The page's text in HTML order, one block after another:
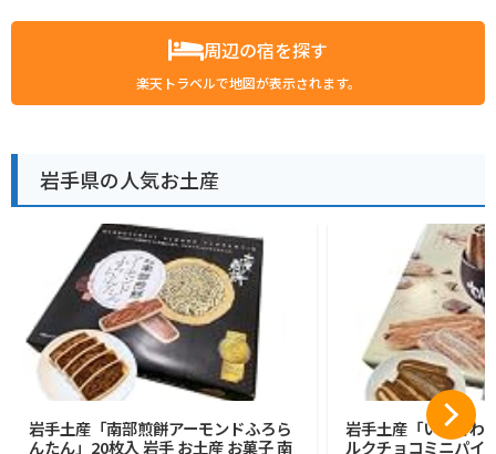
周辺の宿を探す
楽天トラベルで地図が表示されます。
岩手県の人気お土産
岩手土産「南部煎餅アーモンドふろら
んたん」20枚入 岩手 お土産 お菓子 南
岩手土産「いわてわ
ルクチョコミニパイ